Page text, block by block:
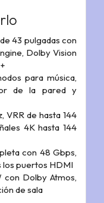
43 pulgadas con
Dolby Vision
para música,
de la pared y
VRR de hasta 144
4K hasta 144
con 48 Gbps,
los puertos HDMI
con Dolby Atmos,
de sala